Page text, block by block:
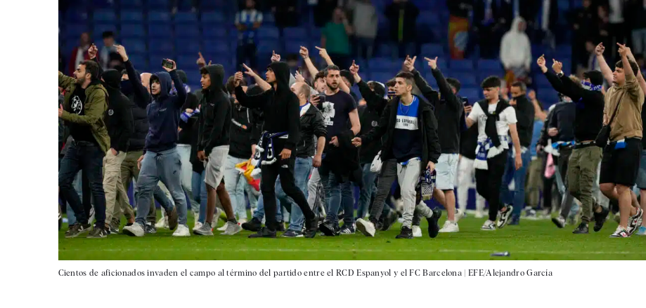
Cientos de aficionados invaden el campo al término del partido entre el RCD Espanyol y el FC Barcelona | EFE/Alejandro García